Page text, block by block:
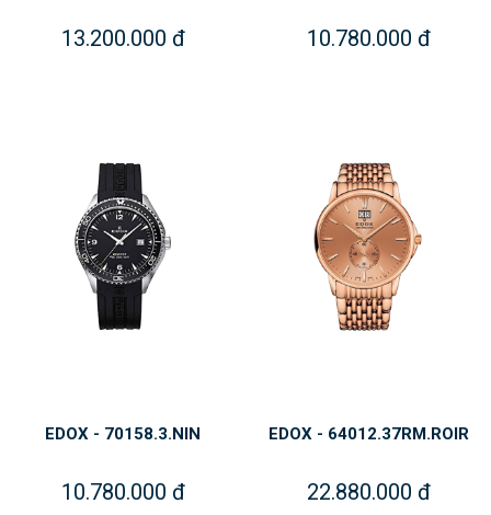
13.200.000 đ 10.780.000 đ
EDOX - 70158.3.NIN
10.780.000 đ
EDOX - 64012.37RM.ROIR
22.880.000 đ